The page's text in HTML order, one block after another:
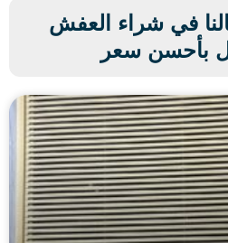
في شراء العفش
بأحسن سعر